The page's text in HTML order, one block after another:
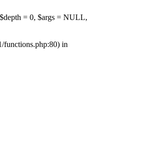
= 0, $args = NULL,
functions.php:80) in